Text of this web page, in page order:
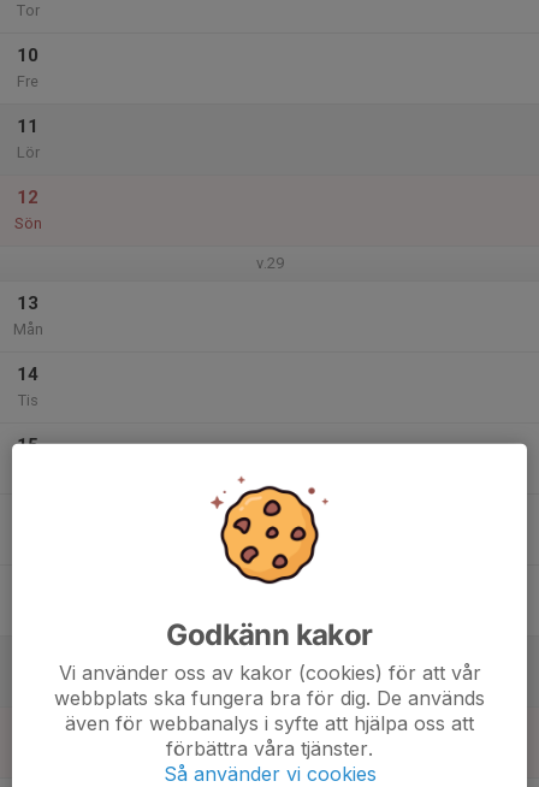
Tor
10
Fre
11
Lör
12
Sön
v.29
13
Mån
14
Tis
15
Godkänn kakor
Vi använder oss av kakor (cookies) för att vår
webbplats ska fungera bra för dig. De används
även för webbanalys i syfte att hjälpa oss att
förbättra våra tjänster.
Så använder vi cookies